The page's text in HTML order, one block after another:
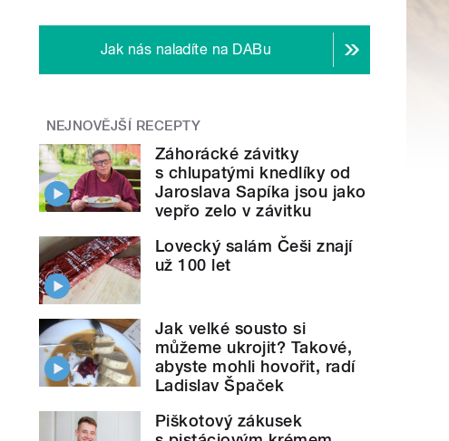
Jak nás naladíte na DABu
NEJNOVĚJŠÍ RECEPTY
Záhorácké závitky
s chlupatými knedlíky od
Jaroslava Sapíka jsou jako
vepřo zelo v závitku
Lovecký salám Češi znají
už 100 let
Jak velké sousto si
můžeme ukrojit? Takové,
abyste mohli hovořit, radí
Ladislav Špaček
Piškotový zákusek